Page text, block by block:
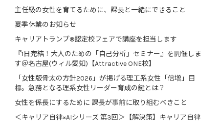
主任級の女性を育てるために、課長と一緒にできること
夏季休業のお知らせ
キャリアトランプ®認定校フェアで講座を担当します
『1日完結！大人のための「自己分析」セミナー』を開催しま
す＠名古屋(ウィル愛知)【Attractive ONE校】
「女性版骨太の方針2026」が掲げる理工系女性「倍増」目
標。急務となる理系女性リーダー育成の鍵とは？
女性を係長にするために 課長が事前に取り組むべきこと
＜キャリア自律×AIシリーズ 第3回＞【解決策】キャリア自律